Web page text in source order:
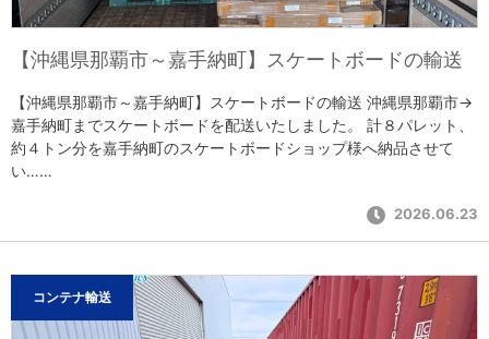
【沖縄県那覇市～嘉手納町】スケートボードの輸送
【沖縄県那覇市～嘉手納町】スケートボードの輸送 沖縄県那覇市→
嘉手納町までスケートボードを配送いたしました。 計８パレット、
約４トン分を嘉手納町のスケートボードショップ様へ納品させて
い……
2026.06.23
コンテナ輸送